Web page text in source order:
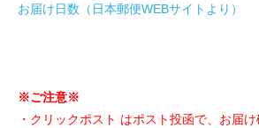
お届け日数（日本郵便WEBサイトより）
※ご注意※
・クリックポスト はポスト投函で、お届